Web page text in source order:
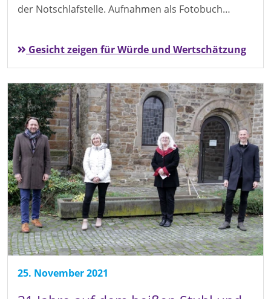
der Notschlafstelle. Aufnahmen als Fotobuch…
Gesicht zeigen für Würde und Wertschätzung
25. November 2021